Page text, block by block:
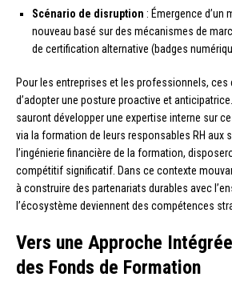
Scénario de disruption : Émergence d’un
nouveau basé sur des mécanismes de
de certification alternative (badges
Pour les entreprises et les professionnels,
d’adopter une posture proactive et
sauront développer une expertise interne sur
via la formation de leurs responsables RH aux
l’ingénierie financière de la formation,
compétitif significatif. Dans ce contexte
à construire des partenariats durables avec
l’écosystème deviennent des compétences
Vers une Approche
des Fonds de Formation